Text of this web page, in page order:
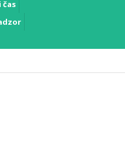
čas